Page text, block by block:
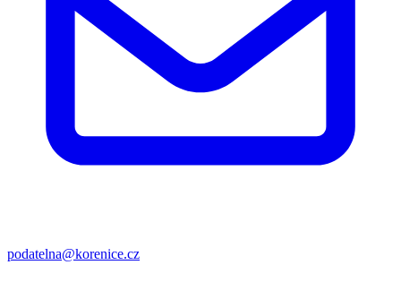
podatelna@korenice.cz